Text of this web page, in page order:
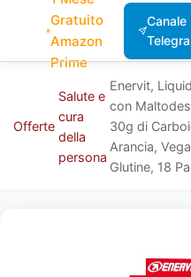
Gratuito
Amazon
Prime
Canale
Offerte
Salute e
cura
della
persona
Enervit,
con
30g di
Arancia,
Glutine, 18